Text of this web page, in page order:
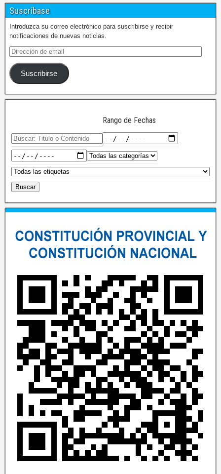
Suscríbase
Introduzca su correo electrónico para suscribirse y recibir
notificaciones de nuevas noticias.
Suscribirse
Rango de Fechas